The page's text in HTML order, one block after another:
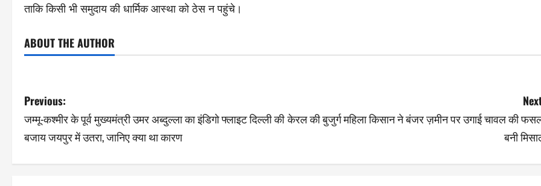
ताकि किसी भी समुदाय की धार्मिक आस्था को ठेस न पहुंचे।
ABOUT THE AUTHOR
Previous:
जम्मू-कश्मीर के पूर्व मुख्यमंत्री उमर अब्दुल्ला का इंडिगो फ्लाइट दिल्ली की
बजाय जयपुर में उतरा, जानिए क्या था कारण
केरल की बुजुर्ग महिला किसान ने बंजर ज़मीन पर उगाई चावल की
बनी